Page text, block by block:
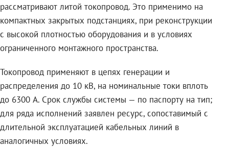
рассматривают литой токопровод. Это применимо на
компактных закрытых подстанциях, при реконструкции
с высокой плотностью оборудования и в условиях
ограниченного монтажного пространства.
Токопровод применяют в цепях генерации и
распределения до 10 кВ, на номинальные токи вплоть
до 6300 А. Срок службы системы — по паспорту на тип;
для ряда исполнений заявлен ресурс, сопоставимый с
длительной эксплуатацией кабельных линий в
аналогичных условиях.